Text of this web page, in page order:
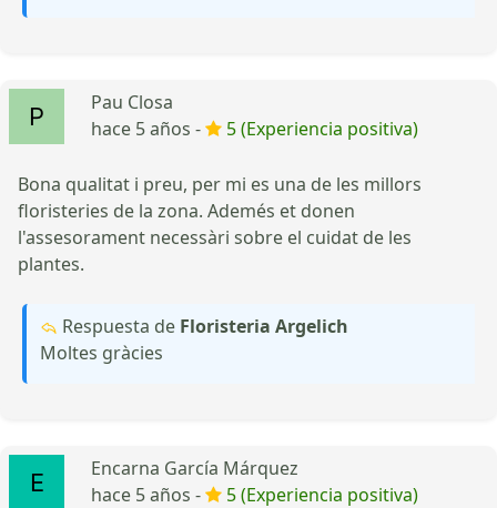
Pau Closa
hace 5 años -
5 (Experiencia positiva)
Bona qualitat i preu, per mi es una de les millors
floristeries de la zona. Ademés et donen
l'assesorament necessàri sobre el cuidat de les
plantes.
Respuesta de Floristeria Argelich
Moltes gràcies
Encarna García Márquez
hace 5 años -
5 (Experiencia positiva)